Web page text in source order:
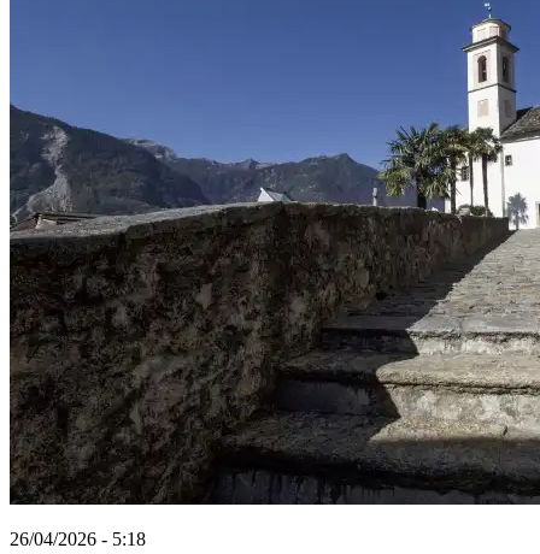
26/04/2026 - 5:18